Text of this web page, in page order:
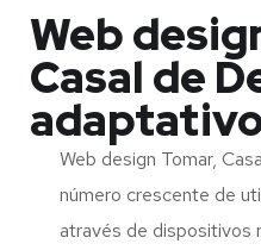
Web
Casal de
Web design Tomar,
número crescente de
através de dispositivos